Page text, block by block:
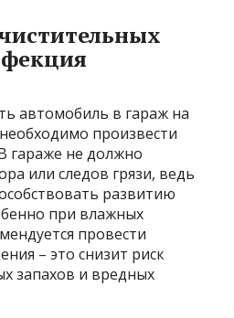
автомобиль в гараж на
произвести
гараже не должно
или следов грязи, ведь
развитию
при влажных
провести
– это снизит риск
запахов и вредных